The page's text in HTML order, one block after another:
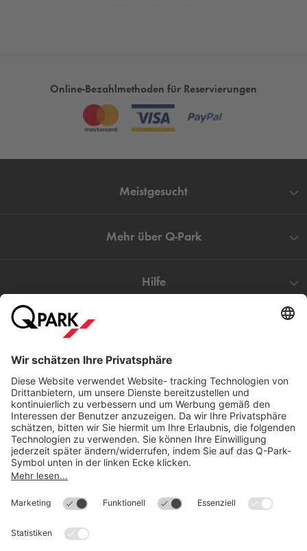
Online-Bezahlmethoden für Reservierungen
Meistgesucht
Mehr über Q-Park
Hilfe
Download
©
Q-ParkDeutschland (2018)